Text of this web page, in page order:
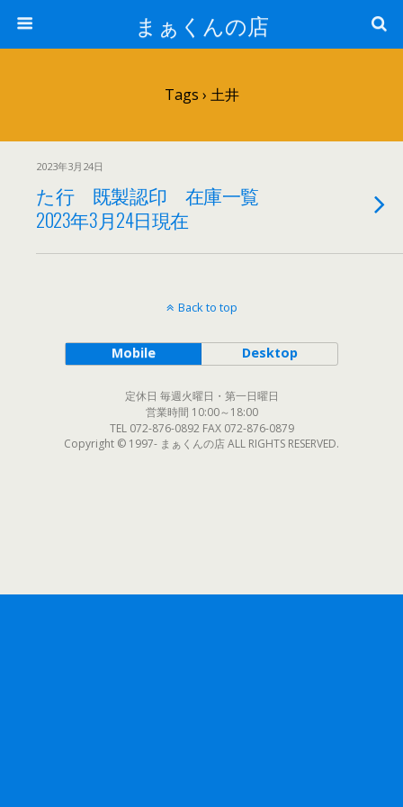
まぁくんの店
Tags › 土井
2023年3月24日
た行 既製認印 在庫一覧
2023年3月24日現在
Back to top
Mobile Desktop
定休日 毎週火曜日・第一日曜日
営業時間 10:00～18:00
TEL 072-876-0892 FAX 072-876-0879
Copyright © 1997- まぁくんの店 ALL RIGHTS RESERVED.